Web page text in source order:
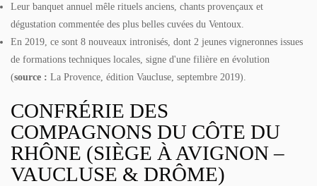
Leur banquet annuel mêle rituels anciens, chants provençaux et
dégustation commentée des plus belles cuvées du Ventoux.
En 2019, ce sont 8 nouveaux intronisés, dont 2 jeunes vigneronnes issues
de formations techniques locales, signe d'une filière en évolution
(source : La Provence, édition Vaucluse, septembre 2019).
CONFRÉRIE DES
COMPAGNONS DU CÔTE DU
RHÔNE (SIÈGE À AVIGNON –
VAUCLUSE & DRÔME)